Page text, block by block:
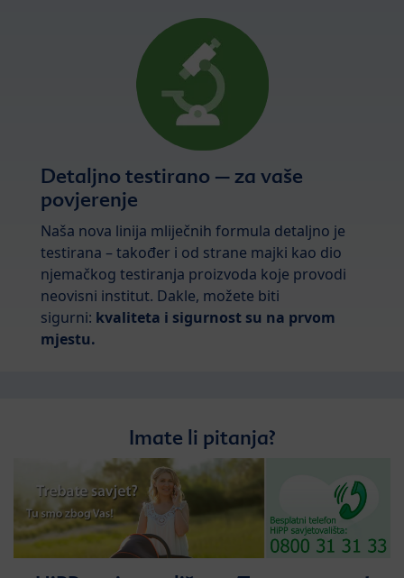
Detaljno testirano – za vaše
povjerenje
Naša nova linija mliječnih formula detaljno je
testirana – također i od strane majki kao dio
njemačkog testiranja proizvoda koje provodi
neovisni institut. Dakle, možete biti
sigurni: kvaliteta i sigurnost su na prvom
mjestu.
Imate li pitanja?